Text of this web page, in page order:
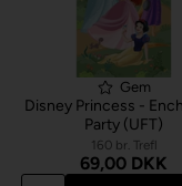
Gem
Disney Princess -
Party (UFT)
160 br. Trefl
69,00 DKK